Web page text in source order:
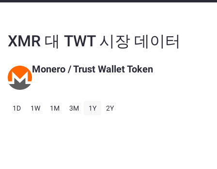
XMR 대 TWT 시장 데이터
Monero /Trust Wallet Token
1D 1W 1M 3M 1Y 2Y